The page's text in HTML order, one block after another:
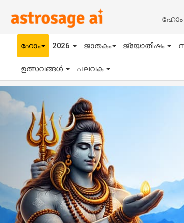
ഹോം
ഹോം 2026 ജാതകം ജ്യോതിഷം
ഉത്സവങ്ങൾ പലവക
Previous